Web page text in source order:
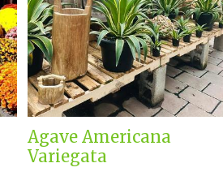
Agave Americana
Variegata